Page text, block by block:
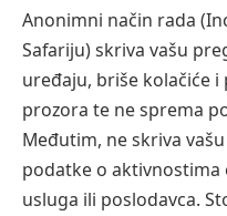
Anonimni način rada
Safariju) skriva vašu
uređaju, briše kolačiće
prozora te ne sprema
Međutim, ne skriva
podatke o
usluga ili poslodavca.